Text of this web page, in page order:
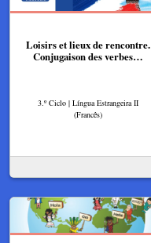
Loisirs et lieux de rencontre.
Conjugaison des verbes…
3.º Ciclo | Língua Estrangeira II
(Francês)